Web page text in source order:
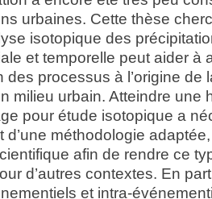
urbaines. Cette thèse
isotopique des
et temporelle peut aider à
des processus à l’origine de
milieu urbain. Atteindre une
pour étude isotopique a
d’une méthodologie
afin de rendre ce
d’autres contextes. En
et intra-